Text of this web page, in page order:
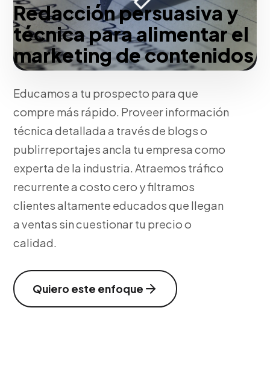
Redacción persuasiva y
técnica para alimentar el
marketing de contenidos
Educamos a tu prospecto para que
compre más rápido. Proveer información
técnica detallada a través de blogs o
publirreportajes ancla tu empresa como
experta de la industria. Atraemos tráfico
recurrente a costo cero y filtramos
clientes altamente educados que llegan
a ventas sin cuestionar tu precio o
calidad.
Quiero este enfoque